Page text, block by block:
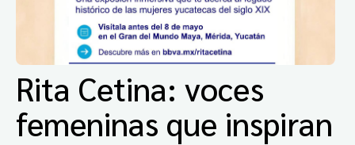
Rita Cetina: voces
femeninas que inspiran